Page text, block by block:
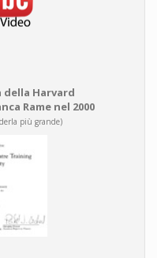
della Harvard
Rame nel 2000
più grande)